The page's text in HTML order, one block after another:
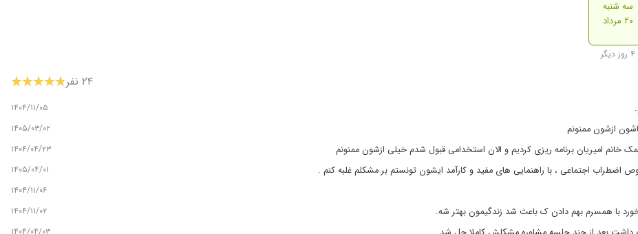
سه شنبه
۲۰ مرداد
۴ روز دیگر
۲۴ نفر
۱۴۰۴/۱۱/۰۵
ازشون ممنونم ۱۴۰۵/۰۳/۰۲
خانم امیریان برنامه ریزی کردیم و الان استخدامی قبول شدم خیلی ازشون ممنونم ۱۴۰۴/۰۴/۲۳
اجتماعی ، با راهنمایی های مفید و کارآمد ایشون تونستم بر مشکلم غلبه کنم . ۱۴۰۵/۰۴/۰۱
۱۴۰۴/۱۱/۰۶
با همسرم بهم دادن ک باعث شد زندگیمون بهتر شه. ۱۴۰۴/۱۱/۰۲